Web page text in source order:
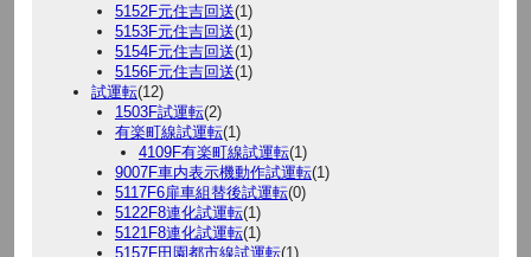
5152F元住吉回送(1)
5153F元住吉回送(1)
5154F元住吉回送(1)
5156F元住吉回送(1)
試運転(12)
1503F試運転(2)
有楽町線試運転(1)
4109F有楽町線試運転(1)
9007F車内表示機動作試運転(1)
5117F6扉車組替後試運転(0)
5122F8連化試運転(1)
5121F8連化試運転(1)
5157F田園都市線試運転(1)